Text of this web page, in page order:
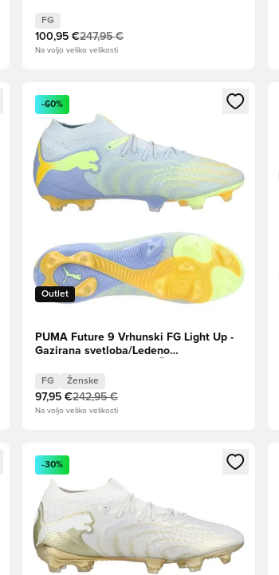
FG
100,95 €247,95 €
Na voljo veliko velikosti
Odpre Modal za prijavo ali vpis kot član
Outlet
-60%
PUMA Future 9 Vrhunski FG Light Up -
Gazirana svetloba/Ledeno
FG Ženske
97,95 €242,95 €
Na voljo veliko velikosti
Odpre Modal za prijavo ali vpis kot član
-30%